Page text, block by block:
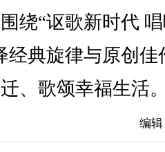
绕“讴歌新时代
经典旋律与原创佳
、歌颂幸福生活
编